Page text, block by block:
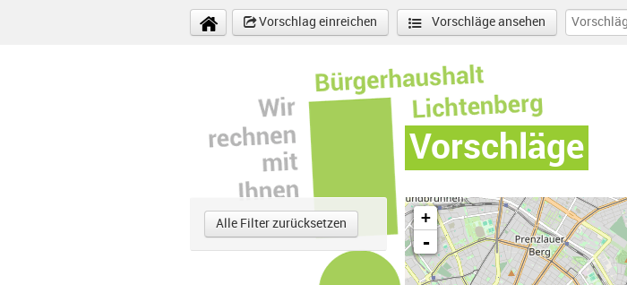
Vorschlag einreichen
Vorschläge ansehen
Vorschläge
Alle Filter zurücksetzen +
-